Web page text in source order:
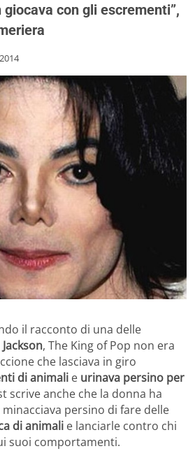
con gli escrementi”,
il racconto di una delle
, The King of Pop non era
che lasciava in giro
di animali e urinava persino per
scrive anche che la donna ha
persino di fare delle
di animali e lanciarle contro chi
suoi comportamenti.